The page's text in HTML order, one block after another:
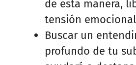
de esta manera,
tensión
Buscar un
profundo de tu